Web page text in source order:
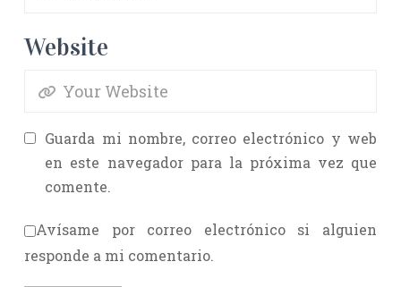
Website
Guarda mi nombre, correo electrónico y web
en este navegador para la próxima vez que
comente.
Avísame por correo electrónico si alguien
responde a mi comentario.